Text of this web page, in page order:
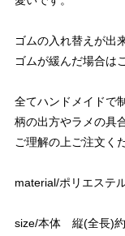
ゴムの入れ替えが出
ゴムが緩んだ場合は
全てハンドメイドで
柄の出方やラメの具
ご理解の上ご注文く
material/ポリエステ
size/本体 縦(全長)